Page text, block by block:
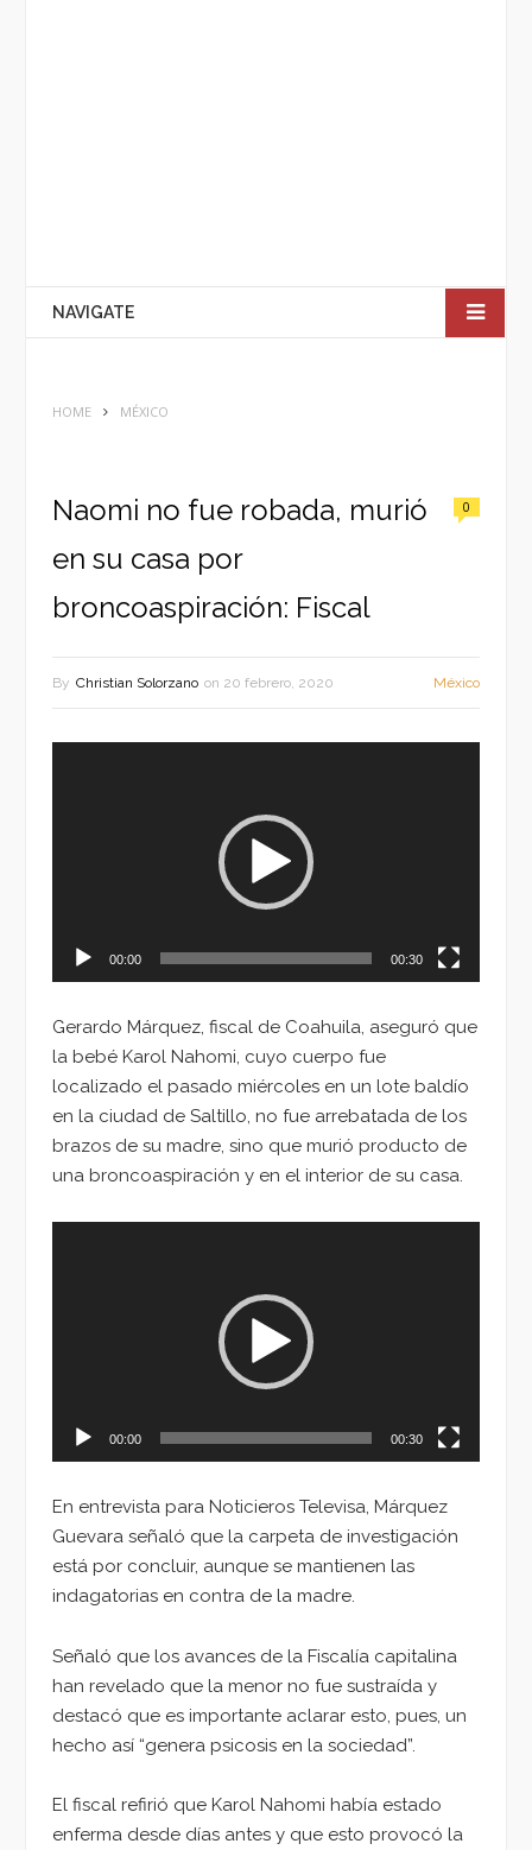
NAVIGATE
HOME MÉXICO
Naomi no fue robada, murió
en su casa por
broncoaspiración: Fiscal
0
By Christian Solorzano on 20 febrero, 2020 México
00:00 00:30
Gerardo Márquez, fiscal de Coahuila, aseguró que
la bebé Karol Nahomi, cuyo cuerpo fue
localizado el pasado miércoles en un lote baldío
en la ciudad de Saltillo, no fue arrebatada de los
brazos de su madre, sino que murió producto de
una broncoaspiración y en el interior de su casa.
00:00 00:30
En entrevista para Noticieros Televisa, Márquez
Guevara señaló que la carpeta de investigación
está por concluir, aunque se mantienen las
indagatorias en contra de la madre.
Señaló que los avances de la Fiscalía capitalina
han revelado que la menor no fue sustraída y
destacó que es importante aclarar esto, pues, un
hecho así “genera psicosis en la sociedad”.
El fiscal refirió que Karol Nahomi había estado
enferma desde días antes y que esto provocó la